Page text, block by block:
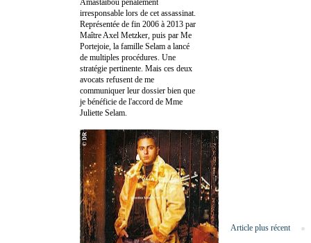
Article plus récent
irresponsable lors de cet assassinat.
Représentée de fin 2006 à 2013 par
Maître Axel Metzker, puis par Me
Portejoie, la famille Selam a lancé
de multiples procédures. Une
stratégie pertinente. Mais ces deux
avocats refusent de me
communiquer leur dossier bien que
je bénéficie de l'accord de Mme
Juliette Selam.